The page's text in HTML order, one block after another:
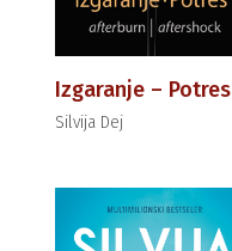
Izgaranje – Potres
Silvija Dej